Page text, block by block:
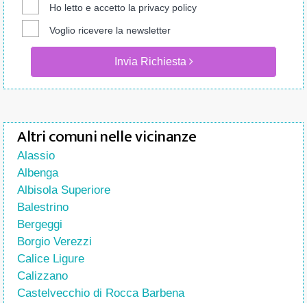
Ho letto e accetto la privacy policy
Voglio ricevere la newsletter
Invia Richiesta
Altri comuni nelle vicinanze
Alassio
Albenga
Albisola Superiore
Balestrino
Bergeggi
Borgio Verezzi
Calice Ligure
Calizzano
Castelvecchio di Rocca Barbena